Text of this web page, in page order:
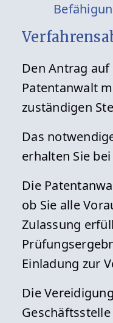
Den Antrag
Patentanwalt
zuständigen
Das
erhalten Sie
Die
ob Sie alle
Zulassung
Einladung zur
Die